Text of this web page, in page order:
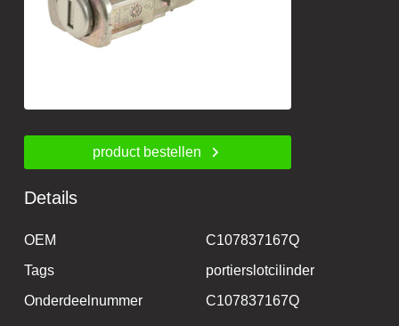
product bestellen
Details
OEM
C107837167Q
Tags
portierslotcilinder
Onderdeelnummer
C107837167Q